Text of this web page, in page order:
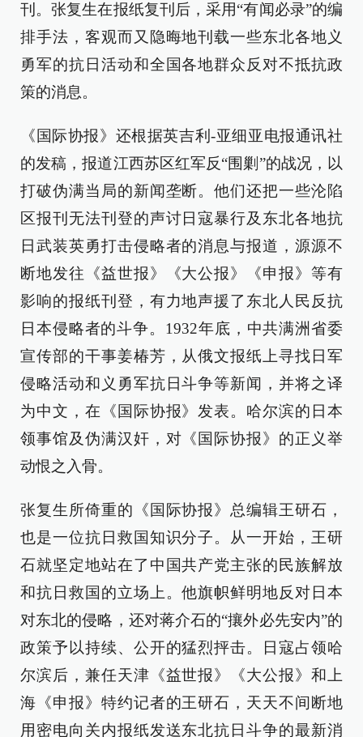
刊。张复生在报纸复刊后，采用“有闻必录”的编
排手法，客观而又隐晦地刊载一些东北各地义
勇军的抗日活动和全国各地群众反对不抵抗政
策的消息。
《国际协报》还根据英吉利-亚细亚电报通讯社
的发稿，报道江西苏区红军反“围剿”的战况，以
打破伪满当局的新闻垄断。他们还把一些沦陷
区报刊无法刊登的声讨日寇暴行及东北各地抗
日武装英勇打击侵略者的消息与报道，源源不
断地发往《益世报》《大公报》《申报》等有
影响的报纸刊登，有力地声援了东北人民反抗
日本侵略者的斗争。1932年底，中共满洲省委
宣传部的干事姜椿芳，从俄文报纸上寻找日军
侵略活动和义勇军抗日斗争等新闻，并将之译
为中文，在《国际协报》发表。哈尔滨的日本
领事馆及伪满汉奸，对《国际协报》的正义举
动恨之入骨。
张复生所倚重的《国际协报》总编辑王研石，
也是一位抗日救国知识分子。从一开始，王研
石就坚定地站在了中国共产党主张的民族解放
和抗日救国的立场上。他旗帜鲜明地反对日本
对东北的侵略，还对蒋介石的“攘外必先安内”的
政策予以持续、公开的猛烈抨击。日寇占领哈
尔滨后，兼任天津《益世报》《大公报》和上
海《申报》特约记者的王研石，天天不间断地
用密电向关内报纸发送东北抗日斗争的最新消